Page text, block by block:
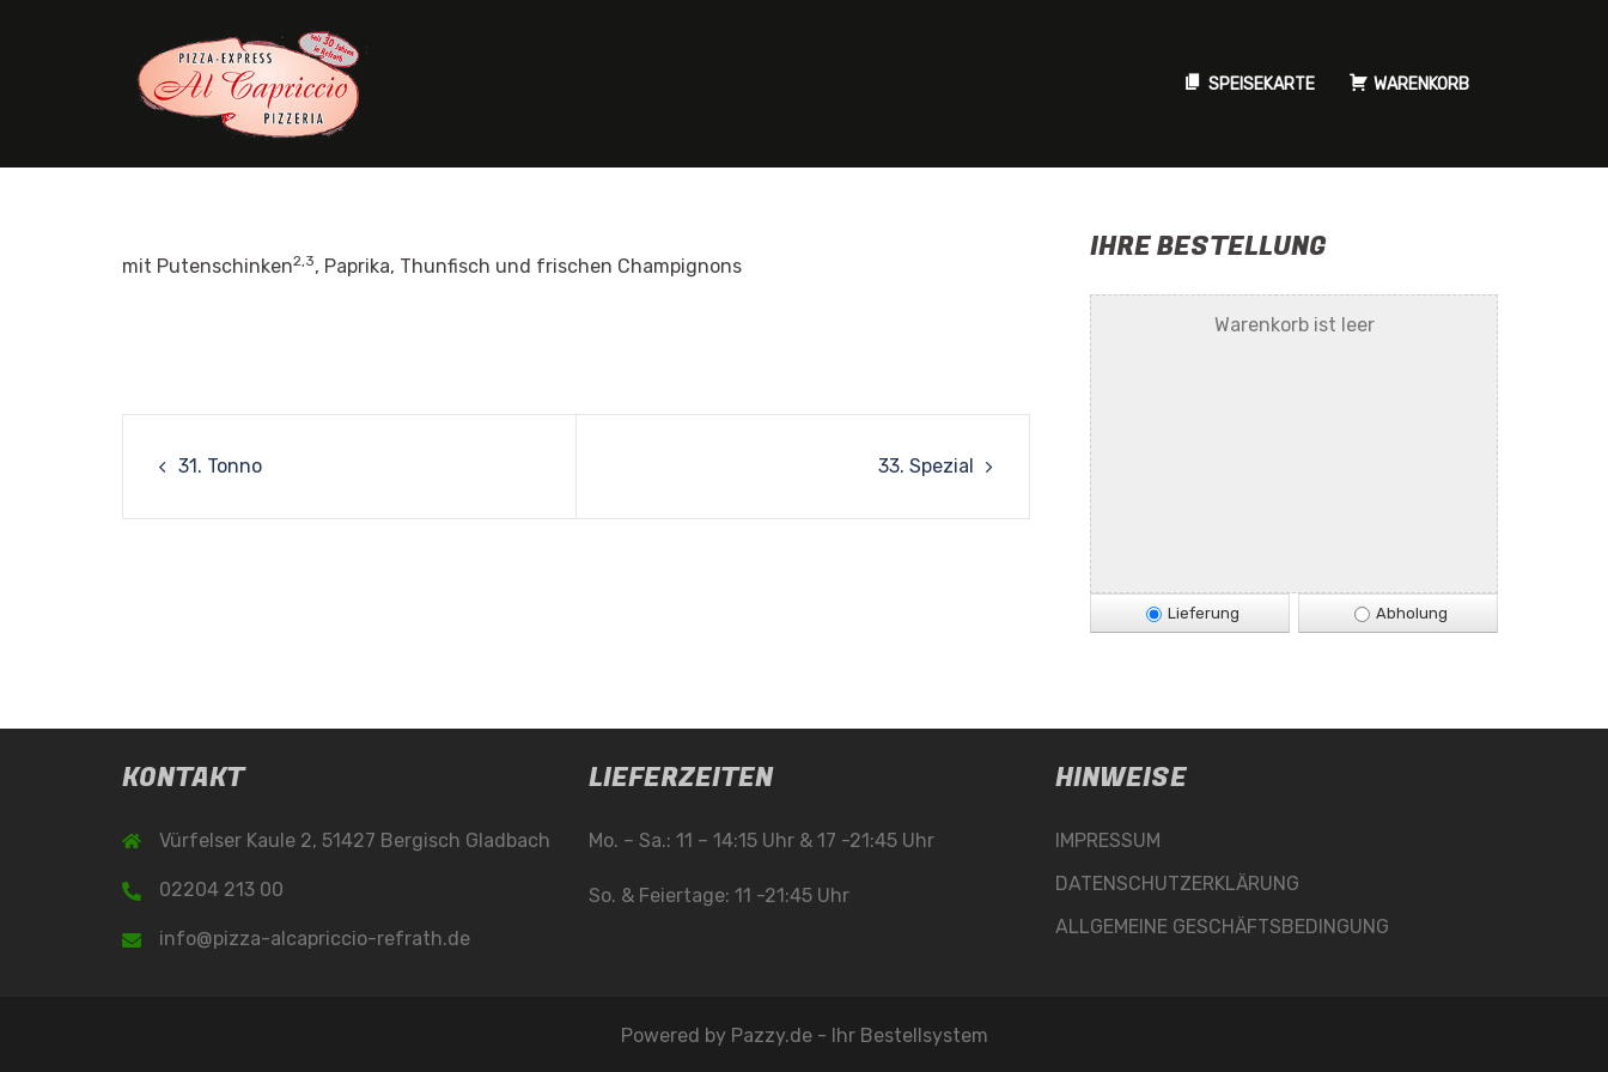
SPEISEKARTE WARENKORB
mit Putenschinken2,3, Paprika, Thunfisch und frischen Champignons
Post
navigation
31. Tonno 33. Spezial
IHRE BESTELLUNG
Warenkorb ist leer
Lieferung Abholung
KONTAKT
Vürfelser Kaule 2, 51427 Bergisch Gladbach
02204 213 00
info@pizza-alcapriccio-refrath.de
LIEFERZEITEN
Mo. – Sa.: 11 – 14:15 Uhr & 17 -21:45 Uhr
So. & Feiertage: 11 -21:45 Uhr
HINWEISE
IMPRESSUM
DATENSCHUTZERKLÄRUNG
ALLGEMEINE GESCHÄFTSBEDINGUNG
Powered by Pazzy.de - Ihr Bestellsystem